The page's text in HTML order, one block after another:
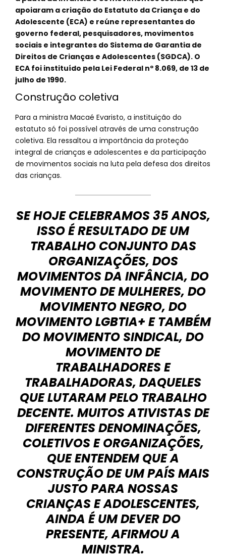
apoiaram a criação do Estatuto da Criança e do
Adolescente (ECA) e reúne representantes do
governo federal, pesquisadores, movimentos
sociais e integrantes do Sistema de Garantia de
Direitos de Crianças e Adolescentes (SGDCA). O
ECA foi instituído pela Lei Federal nº 8.069, de 13 de
julho de 1990.
Construção coletiva
Para a ministra Macaé Evaristo, a instituição do
estatuto só foi possível através de uma construção
coletiva. Ela ressaltou a importância da proteção
integral de crianças e adolescentes e da participação
de movimentos sociais na luta pela defesa dos direitos
das crianças.
SE HOJE CELEBRAMOS 35 ANOS,
ISSO É RESULTADO DE UM
TRABALHO CONJUNTO DAS
ORGANIZAÇÕES, DOS
MOVIMENTOS DA INFÂNCIA, DO
MOVIMENTO DE MULHERES, DO
MOVIMENTO NEGRO, DO
MOVIMENTO LGBTIA+ E TAMBÉM
DO MOVIMENTO SINDICAL, DO
MOVIMENTO DE
TRABALHADORES E
TRABALHADORAS, DAQUELES
QUE LUTARAM PELO TRABALHO
DECENTE. MUITOS ATIVISTAS DE
DIFERENTES DENOMINAÇÕES,
COLETIVOS E ORGANIZAÇÕES,
QUE ENTENDEM QUE A
CONSTRUÇÃO DE UM PAÍS MAIS
JUSTO PARA NOSSAS
CRIANÇAS E ADOLESCENTES,
AINDA É UM DEVER DO
PRESENTE, AFIRMOU A
MINISTRA.